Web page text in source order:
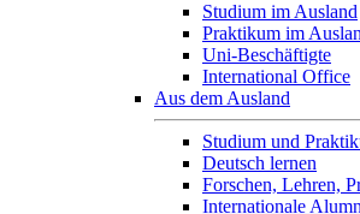
Studium im Ausland
Praktikum im
Uni-Beschäftigte
International Office
Aus dem Ausland
Studium und
Deutsch lernen
Forschen, Lehren,
Internationale